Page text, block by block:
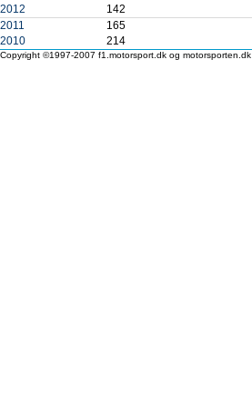
2012
142
2011
165
2010
214
Copyright ©1997-2007 f1.motorsport.dk og motorsporten.dk